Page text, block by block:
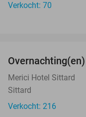
Verkocht: 70
Merici Hotel Sittard
Sittard
Verkocht: 216